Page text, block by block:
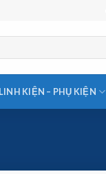
LINH KIỆN – PHỤ KIỆN